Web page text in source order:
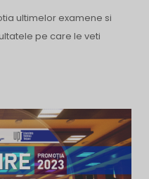
ultimelor examene si
pe care le veti